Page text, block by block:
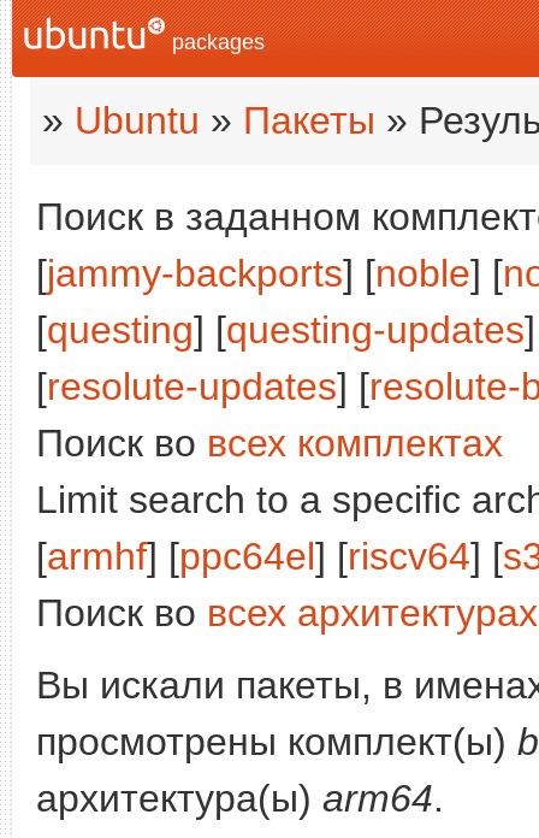
packages
» Ubuntu » Пакеты »
Поиск в заданном
[jammy-backports] [noble] [
[questing] [questing-updates
[resolute-updates] [resolute-
Поиск во всех комплектах
Limit search to a specific
[armhf] [ppc64el] [riscv64] [
Поиск во всех архитектурах
Вы искали пакеты, в
просмотрены комплект(ы)
архитектура(ы) arm64.